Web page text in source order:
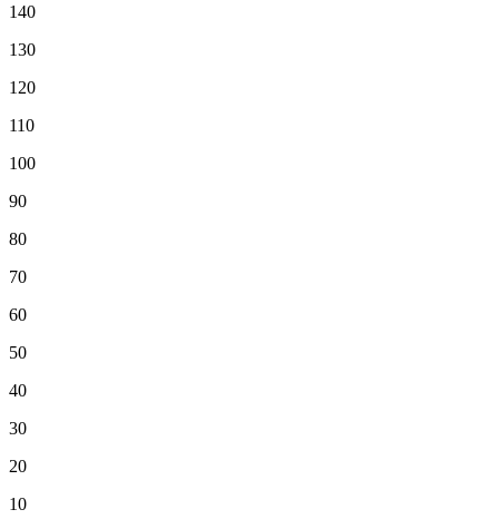
140
130
120
110
100
90
80
70
60
50
40
30
20
10